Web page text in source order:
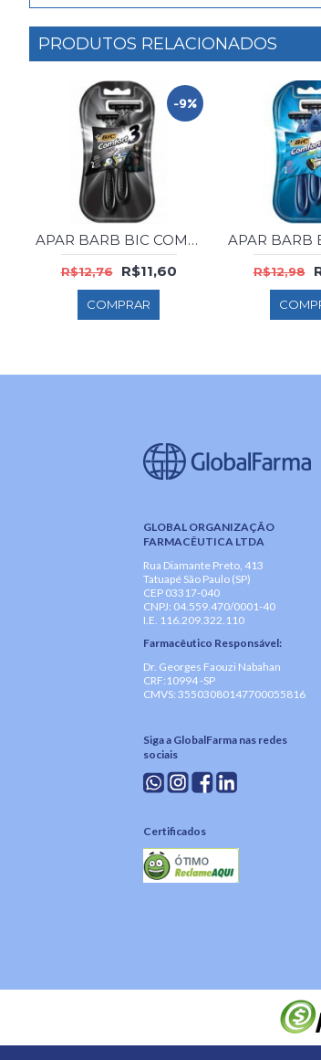
PRODUTOS RELACIONADOS
-9%
APAR BARB BIC COMFORT 3 BLACK 2 UNID
R$12,76 R$11,60
COMPRAR
R$12,98
GLOBAL ORGANIZAÇÃO
FARMACÊUTICA LTDA
Rua Diamante Preto, 413
Tatuapé São Paulo (SP)
CEP 03317-040
CNPJ: 04.559.470/0001-40
I.E. 116.209.322.110
Farmacêutico Responsável:
Dr. Georges Faouzi Nabahan
CRF:10994 -SP
CMVS: 35503080147700055816
Siga a GlobalFarma nas redes
sociais
Certificados